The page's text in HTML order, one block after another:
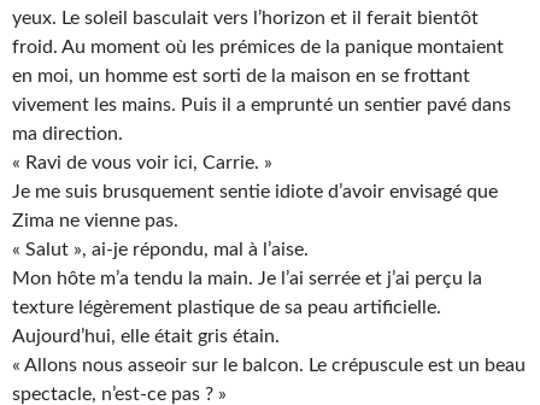
Sans DRM
BIFROST
Tous les numéros
En numérique
S'abonner
Les critiques
Le blog
Le prix des lecteurs
yeux. Le soleil basculait vers l’horizon et il ferait bientôt
froid. Au moment où les prémices de la panique montaient
en moi, un homme est sorti de la maison en se frottant
vivement les mains. Puis il a emprunté un sentier pavé dans
ma direction.
« Ravi de vous voir ici, Carrie. »
Je me suis brusquement sentie idiote d’avoir envisagé que
Zima ne vienne pas.
« Salut », ai-je répondu, mal à l’aise.
Mon hôte m’a tendu la main. Je l’ai serrée et j’ai perçu la
texture légèrement plastique de sa peau artificielle.
Aujourd’hui, elle était gris étain.
« Allons nous asseoir sur le balcon. Le crépuscule est un beau
spectacle, n’est-ce pas ? »